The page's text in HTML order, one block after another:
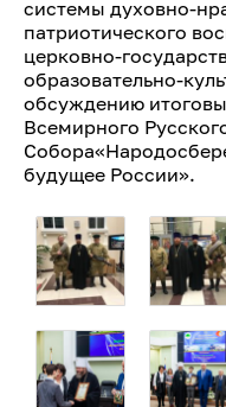
системы духовно-
патриотического
церковно-
образовательно-
обсуждению
Всемирного
будущее России».